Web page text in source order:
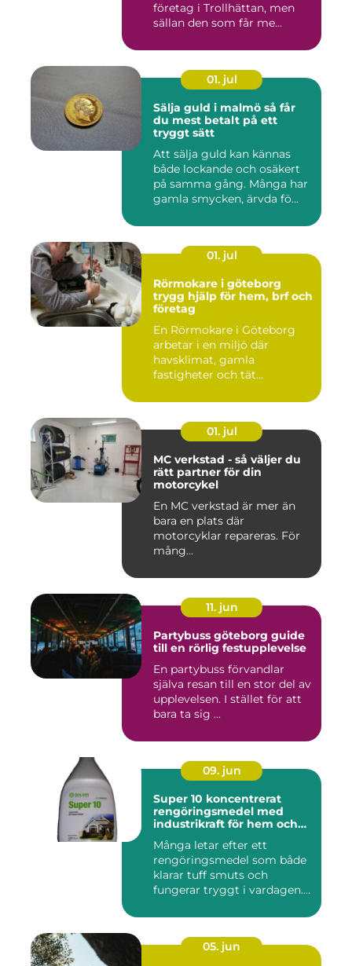
företag i Trollhättan, men
sällan den som får me...
01. jul
Sälja guld i malmö så får
du mest betalt på ett
tryggt sätt
Att sälja guld kan kännas
både lockande och osäkert
på samma gång. Många har
gamla smycken, ärvda fö...
01. jul
Rörmokare i göteborg
trygg hjälp för hem, brf och
företag
En Rörmokare i Göteborg
arbetar i en miljö där
havsklimat, gamla
fastigheter och tät
01. jul
MC verkstad - så väljer du
rätt partner för din
motorcykel
En MC verkstad är mer än
bara en plats där
motorcyklar repareras. För
mång...
11. jun
Partybuss göteborg guide
till en rörlig festupplevelse
En partybuss förvandlar
själva resan till en stor del av
upplevelsen. I stället för att
bara ta sig ...
09. jun
Super 10 koncentrerat
rengöringsmedel med
industrikraft för hem och
Många letar efter ett
rengöringsmedel som både
klarar tuff smuts och
fungerar tryggt i vardagen.
05. jun